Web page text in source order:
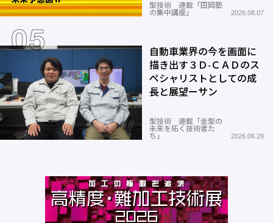
型技術 連載「田岡塾
の集中講座」
2026.08.07
自動車業界の今を画面に
描き出す３Ｄ-ＣＡＤのス
ペシャリストとしての成
長と展望ーサン
型技術 連載「金型の
未来を拓く技術者た
ち」
2026.06.29